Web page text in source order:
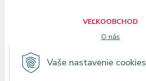
Vaše nastavenie cookies
VEĽKOOBCHOD
O nás